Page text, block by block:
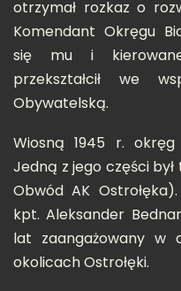
otrzymał rozkaz o
Komendant Okręgu
się mu i
przekształcił we
Obywatelską.
Wiosną 1945 r. okręg
Jedną z jego części
Obwód AK
kpt. Aleksander
lat zaangażowany w
okolicach Ostrołęki.